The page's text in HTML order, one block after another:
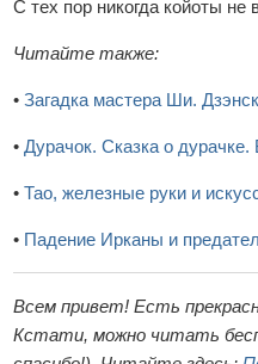
С тех пор никогда койоты не
Читайте также:
•Загадка мастера Ши.
•Дурачок. Сказка о дурачке.
•Тао, железные руки и
• Падение Ирканы и
Всем привет! Есть
Кстати, можно читать